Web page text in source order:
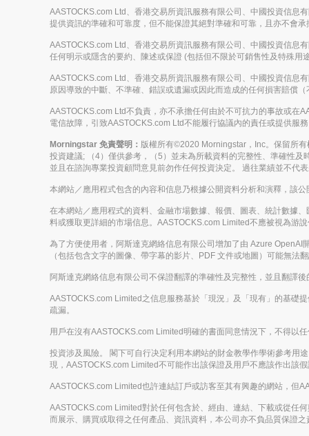
AASTOCKS.com Ltd、香港交易所資訊服務有限公司、中國投資信息
提供資訊的準確和可靠度，但不能保證其絕對準確和可靠，且亦不會
AASTOCKS.com Ltd、香港交易所資訊服務有限公司、中國投資信息
任何明示或隱含的要約、陳述或保證 (包括但不限於可銷售性及特殊用
AASTOCKS.com Ltd、香港交易所資訊服務有限公司、中國投資信息
原因導致的中斷、不準確、錯誤或遺漏或因此而造成的任何損害賠償
AASTOCKS.com Ltd不負責，亦不承擔任何由於不可抗力的事故或在
電信故障，引致AASTOCKS.com Ltd不能履行協議內的責任或提供服
Morningstar 免責聲明： 版權所有©2020 Morningstar，Inc。保留所
投資建議; （4）僅供參考，（5）並未為所載資料的完整性、準確性
並且在諮詢專業投資顧問意見前勿作任何投資決定。 過往業績並不代
本網站／應用程式包含的內容和信息乃根據公開資料分析和演釋，該
在本網站／應用程式的資料、金融市場數據、報價、圖表、統計數據
料或獲取更詳細的市場信息。AASTOCKS.com Limited不應被視為游
為了方便使用者，阿斯達克網絡信息有限公司增加了由 Azure
（包括包含文字的圖像、帶字幕的影片、PDF 文件或地圖）可能無法
阿斯達克網絡信息有限公司不保證翻譯的準確性及完整性，並且翻譯
AASTOCKS.com Limited之信息服務基於「現況」及「現有」的基礎
疏漏。
用戶在沒有AASTOCKS.com Limited明確的書面同意情況下，不得以
投資涉及風險。 閣下可自行决定利用本網站的財金教學作學術參考用
現，AASTOCKS.com Limited不可能作出該保證及用戶不應該作出該
AASTOCKS.com Limited也許連結訂戶或訪客至其有興趣的網站，但
AASTOCKS.com Limited對於任何包含於、經由、連結、下載或從任
而展示、購買或取得之任何產品、資訊資料，本公司亦不負品質保證之